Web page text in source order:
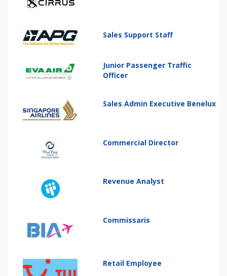
Sales Support Staff
Junior Passenger Traffic
Officer
Sales Admin Executive Benelux
Commercial Director
Revenue Analyst
Commissaris
Retail Employee